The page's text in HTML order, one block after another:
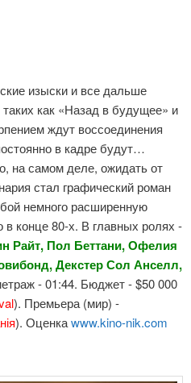
изыски и все дальше
как «Назад в будущее» и
ждут воссоединения
в кадре будут…
на самом деле, ожидать от
стал графический роман
немного расширенную
в конце 80-х. В главных ролях -
Райт, Пол Беттани, Офелия
Декстер Сол Анселл,
- 01:44. Бюджет - $50 000
). Премьера (мир) -
). Оценкаwww.kino-nik.com